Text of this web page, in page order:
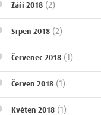
Září 2018 (2)
Srpen 2018 (2)
Červenec 2018 (1)
Červen 2018 (1)
Květen 2018 (1)